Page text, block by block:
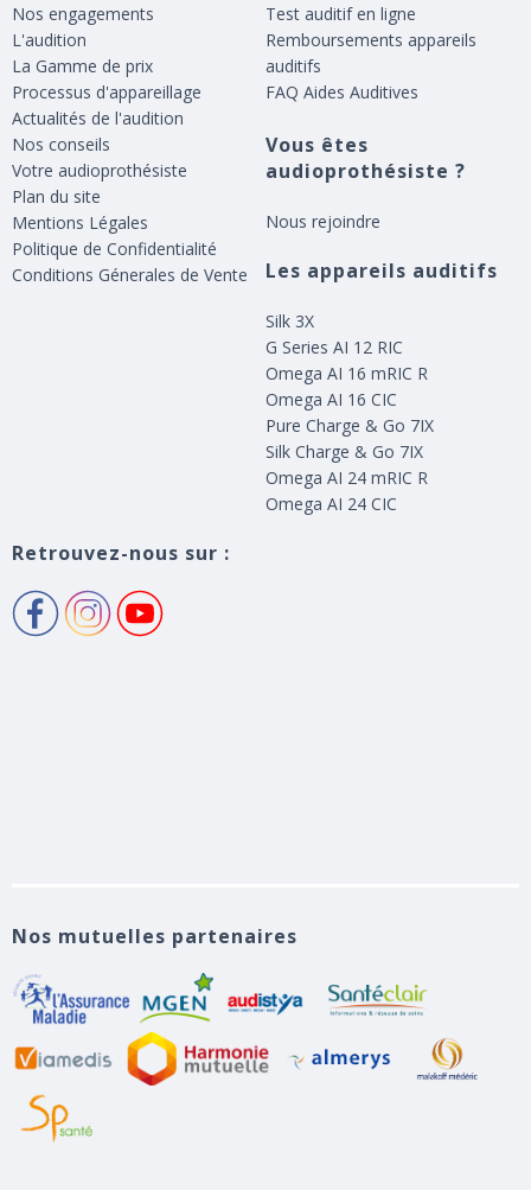
Nos engagements
L'audition
La Gamme de prix
Processus d'appareillage
Actualités de l'audition
Nos conseils
Votre audioprothésiste
Plan du site
Mentions Légales
Politique de Confidentialité
Conditions Génerales de Vente
Test auditif en ligne
Remboursements appareils
auditifs
FAQ Aides Auditives
Vous êtes
audioprothésiste ?
Nous rejoindre
Les appareils auditifs
Silk 3X
G Series AI 12 RIC
Omega AI 16 mRIC R
Omega AI 16 CIC
Pure Charge & Go 7IX
Silk Charge & Go 7IX
Omega AI 24 mRIC R
Omega AI 24 CIC
Retrouvez-nous sur :
Nos mutuelles partenaires